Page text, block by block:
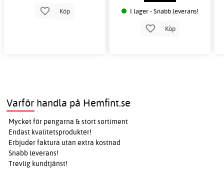
Köp
I lager - Snabb leverans!
Köp
Varför handla på Hemfint.se
Mycket för pengarna & stort sortiment
Endast kvalitetsprodukter!
Erbjuder faktura utan extra kostnad
Snabb leverans!
Trevlig kundtjänst!